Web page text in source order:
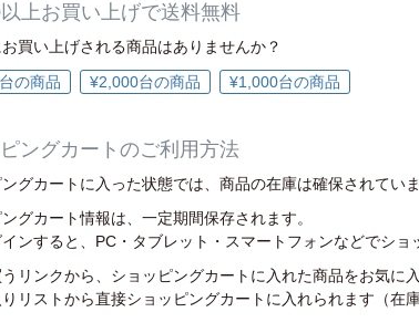
上お買い上げで送料無料
買い上げされる商品はありませんか？
の商品
¥2,000台の商品 ¥1,000台の商品
ングカートのご利用方法
グカートに入った状態では、商品の在庫は確保されていま
グカート情報は、一定期間保存されます。
ンすると、PC・タブレット・スマートフォンなどでショ
リンクから、ショッピングカートに入れた商品をお気に
リストから直接ショッピングカートに入れられます（在